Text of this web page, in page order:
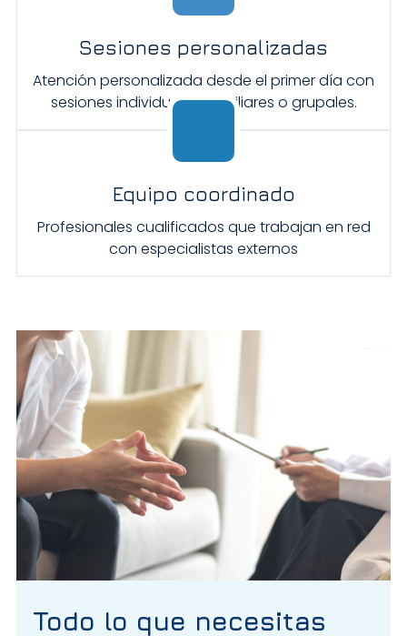
Sesiones personalizadas
Atención personalizada desde el primer día con
sesiones individuales, familiares o grupales.
Equipo coordinado
Profesionales cualificados que trabajan en red
con especialistas externos
Todo lo que necesitas